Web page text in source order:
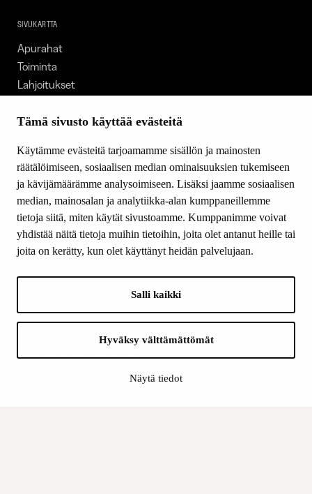
Tämä sivusto käyttää evästeitä
Käytämme evästeitä tarjoamamme sisällön ja mainosten
räätälöimiseen, sosiaalisen median ominaisuuksien tukemiseen
ja kävijämäärämme analysoimiseen. Lisäksi jaamme sosiaalisen
median, mainosalan ja analytiikka-alan kumppaneillemme
tietoja siitä, miten käytät sivustoamme. Kumppanimme voivat
yhdistää näitä tietoja muihin tietoihin, joita olet antanut heille tai
joita on kerätty, kun olet käyttänyt heidän palvelujaan.
Salli kaikki
Hyväksy välttämättömät
Näytä tiedot
SIVUKARTTA
Apurahat
Toiminta
Lahjoitukset
Ajankohtaista
Yhteystiedot
SEURAA MEITÄ
Facebook
Instagram
LinkedIn
Suomen Kulttuurirahasto: